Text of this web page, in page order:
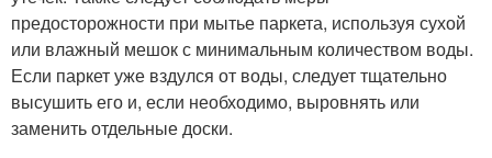
предосторожности при мытье паркета, используя сухой
или влажный мешок с минимальным количеством воды.
Если паркет уже вздулся от воды, следует тщательно
высушить его и, если необходимо, выровнять или
заменить отдельные доски.